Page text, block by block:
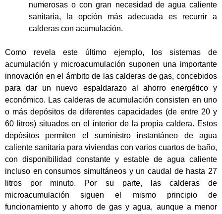
numerosas o con gran necesidad de agua caliente
sanitaria, la opción más adecuada es recurrir a
calderas con acumulación.
Como revela este último ejemplo, los sistemas de
acumulación y microacumulación suponen una importante
innovación en el ámbito de las calderas de gas, concebidos
para dar un nuevo espaldarazo al ahorro energético y
económico. Las calderas de acumulación consisten en uno
o más depósitos de diferentes capacidades (de entre 20 y
60 litros) situados en el interior de la propia caldera. Estos
depósitos permiten el suministro instantáneo de agua
caliente sanitaria para viviendas con varios cuartos de baño,
con disponibilidad constante y estable de agua caliente
incluso en consumos simultáneos y un caudal de hasta 27
litros por minuto. Por su parte, las calderas de
microacumulación siguen el mismo principio de
funcionamiento y ahorro de gas y agua, aunque a menor